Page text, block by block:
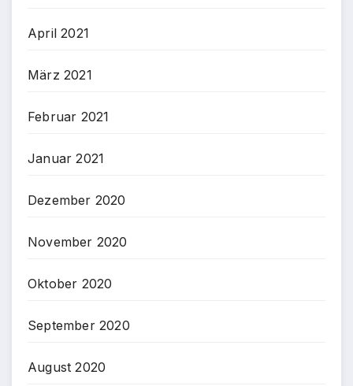
April 2021
März 2021
Februar 2021
Januar 2021
Dezember 2020
November 2020
Oktober 2020
September 2020
August 2020